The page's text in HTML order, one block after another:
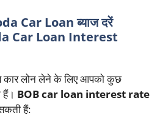
Car Loan ब्याज दरें
Car Loan Interest
लोन लेने के लिए आपको कुछ
हैं। BOB car loan interest rate
हैं: